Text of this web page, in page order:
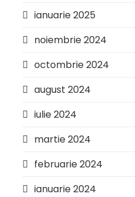
ianuarie 2025
noiembrie 2024
octombrie 2024
august 2024
iulie 2024
martie 2024
februarie 2024
ianuarie 2024